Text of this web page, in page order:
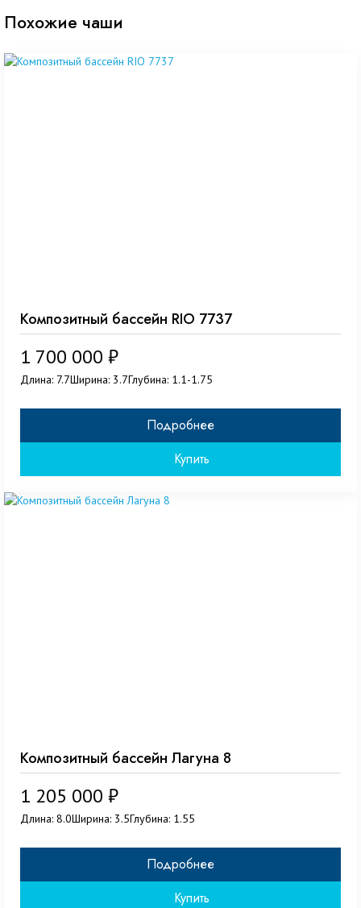
Похожие чаши
Композитный бассейн RIO 7737
1 700 000 ₽
Длина: 7.7Ширина: 3.7Глубина: 1.1-1.75
Подробнее
Купить
Композитный бассейн Лагуна 8
1 205 000 ₽
Длина: 8.0Ширина: 3.5Глубина: 1.55
Подробнее
Купить